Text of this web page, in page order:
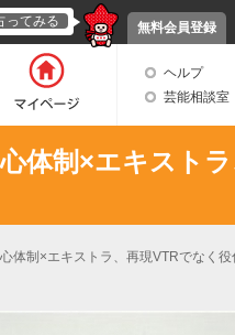
無料会員登録
ってみる
ヘルプ
芸能相談室
体制×エキスト
体制×エキストラ、再現VTRでなく